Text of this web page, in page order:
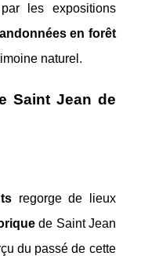
les expositions
en forêt
naturel.
Saint Jean de
regorge de lieux
de Saint Jean
du passé de cette